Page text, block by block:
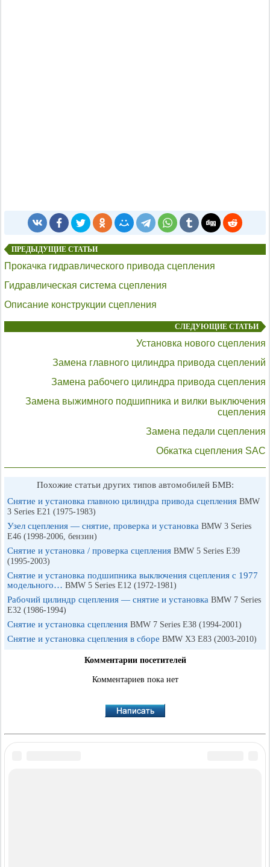
ПРЕДЫДУЩИЕ СТАТЬИ
Прокачка гидравлического привода сцепления
Гидравлическая система сцепления
Описание конструкции сцепления
СЛЕДУЮЩИЕ СТАТЬИ
Установка нового сцепления
Замена главного цилиндра привода сцеплений
Замена рабочего цилиндра привода сцепления
Замена выжимного подшипника и вилки выключения
сцепления
Замена педали сцепления
Обкатка сцепления SAC
Похожие статьи других типов автомобилей БМВ:
Снятие и установка главною цилиндра привода сцепления BMW
3 Series E21 (1975-1983)
Узел сцепления — снятие, проверка и установка BMW 3 Series
E46 (1998-2006, бензин)
Снятие и установка / проверка сцепления BMW 5 Series E39
(1995-2003)
Снятие и установка подшипника выключения сцепления с 1977
модельного… BMW 5 Series E12 (1972-1981)
Рабочий цилиндр сцепления — снятие и установка BMW 7 Series
E32 (1986-1994)
Снятие и установка сцепления BMW 7 Series E38 (1994-2001)
Снятие и установка сцепления в сборе BMW X3 E83 (2003-2010)
Комментарии посетителей
Комментариев пока нет